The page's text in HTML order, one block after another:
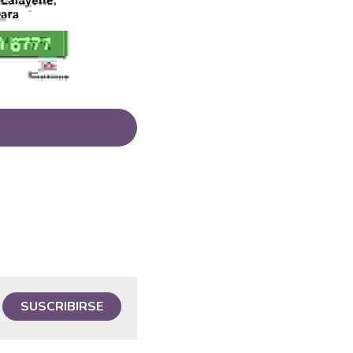
SUSCRIBIRSE